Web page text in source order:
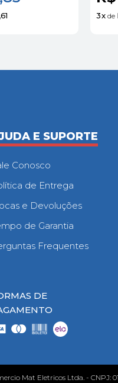
3x de
E SUPORTE
Conosco
de Entrega
e Devoluções
de Garantia
Frequentes
DE
Mat Eletricos Ltda. - CNPJ: